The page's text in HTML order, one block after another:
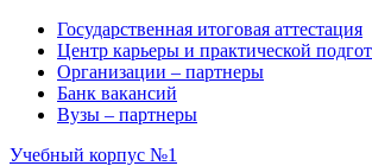
Государственная итоговая аттестация
Центр карьеры и практической
Организации – партнеры
Банк вакансий
Вузы – партнеры
Учебный корпус №1